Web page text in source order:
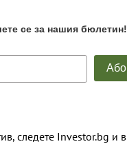
следете Investor.bg и в